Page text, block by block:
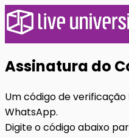
Assinatura do
Um código de
WhatsApp.
Digite o código abaixo